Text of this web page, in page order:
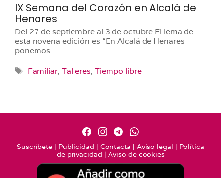
IX Semana del Corazón en Alcalá de
Henares
Del 27 de septiembre al 3 de octubre El lema de
esta novena edición es “En Alcalá de Henares
ponemos
Etiquetas
Familiar, Talleres, Tiempo libre
Suscríbete | Publicidad | Contacta | Aviso legal | Política
de privacidad | Aviso de cookies